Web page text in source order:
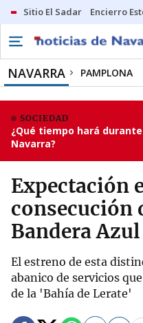
Sitio El Sadar Encierro
NAVARRA PAMPLONA
SOCIEDAD
¿Qué tiempo hará
Navarra?
Expectación
consecución
Bandera Azul
El estreno de esta
abanico de servicios
de la 'Bahía de Lerate'